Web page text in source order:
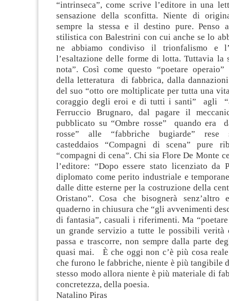
“intrinseca”, come scrive l’editore in una
sensazione della sconfitta. Niente di
sempre la stessa e il destino pure. Penso
stilistica con Balestrini con cui anche se lo
ne abbiamo condiviso il trionfalismo e
l’esaltazione delle forme di lotta. Tuttavia la
nota”. Così come questo “poetare operaio”
della letteratura di fabbrica, dalla
del suo “otto ore moltiplicate per tutta una
coraggio degli eroi e di tutti i santi” agli
Ferruccio Brugnaro, dal pagare il
pubblicato su “Ombre rosse” quando era
rosse” alle “fabbriche bugiarde” rese
casteddaios “Compagni di scena” pure
“compagni di cena”. Chi sia Flore De Monte
l’editore: “Dopo essere stato licenziato da
diplomato come perito industriale e
dalle ditte esterne per la costruzione della
Oristano”. Cosa che bisognerà
quaderno in chiusura che “gli avvenimenti
di fantasia”, casuali i riferimenti. Ma
un grande servizio a tutte le possibili verità
passa e trascorre, non sempre dalla parte
quasi mai. È che oggi non c’è più cosa
che furono le fabbriche, niente è più tangibile
stesso modo allora niente è più materiale di
concretezza, della poesia.
Natalino Piras